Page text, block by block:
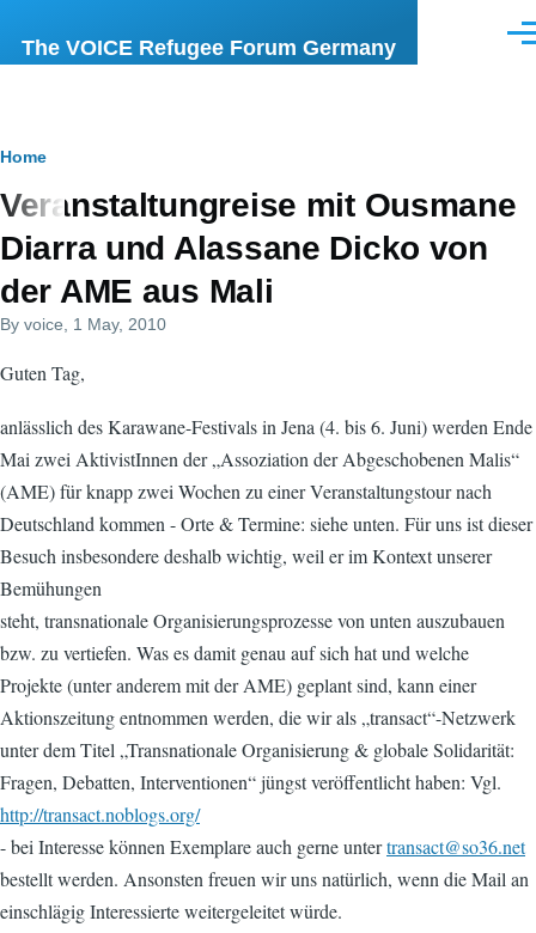
The VOICE Refugee Forum Germany
Breadcrumb
Home
Veranstaltungreise mit Ousmane
Diarra und Alassane Dicko von
der AME aus Mali
By voice , 1 May, 2010
Guten Tag,
anlässlich des Karawane-Festivals in Jena (4. bis 6. Juni) werden Ende
Mai zwei AktivistInnen der „Assoziation der Abgeschobenen Malis“
(AME) für knapp zwei Wochen zu einer Veranstaltungstour nach
Deutschland kommen - Orte & Termine: siehe unten. Für uns ist dieser
Besuch insbesondere deshalb wichtig, weil er im Kontext unserer
Bemühungen
steht, transnationale Organisierungsprozesse von unten auszubauen
bzw. zu vertiefen. Was es damit genau auf sich hat und welche
Projekte (unter anderem mit der AME) geplant sind, kann einer
Aktionszeitung entnommen werden, die wir als „transact“-Netzwerk
unter dem Titel „Transnationale Organisierung & globale Solidarität:
Fragen, Debatten, Interventionen“ jüngst veröffentlicht haben: Vgl.
http://transact.noblogs.org/
- bei Interesse können Exemplare auch gerne untertransact@so36.net
bestellt werden. Ansonsten freuen wir uns natürlich, wenn die Mail an
einschlägig Interessierte weitergeleitet würde.